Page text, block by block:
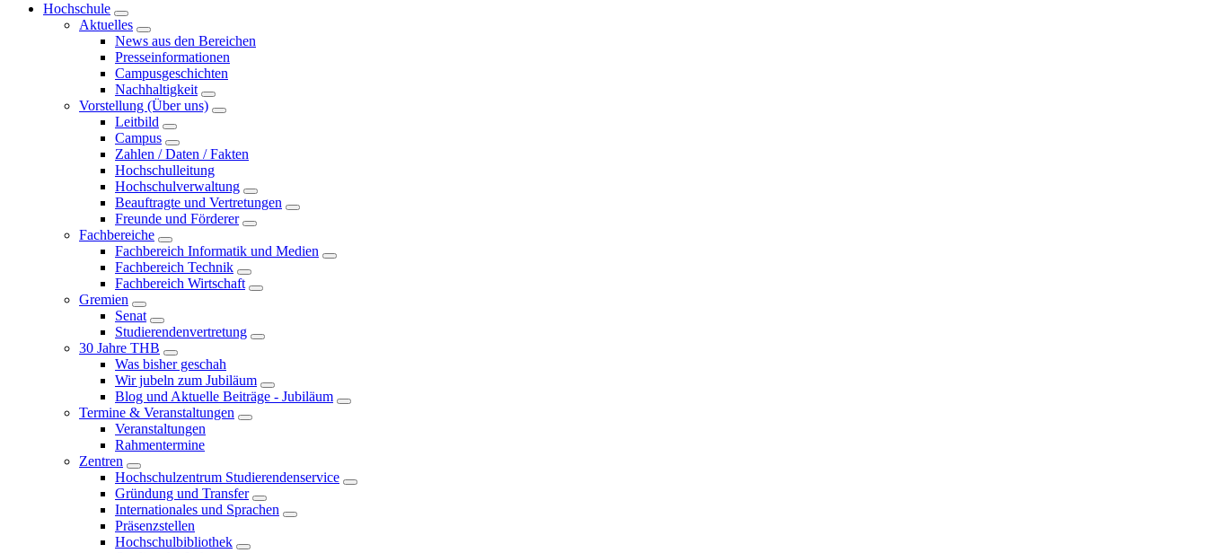
Hochschule
Aktuelles
News aus den Bereichen
Presseinformationen
Campusgeschichten
Nachhaltigkeit
Vorstellung (Über uns)
Leitbild
Campus
Zahlen / Daten / Fakten
Hochschulleitung
Hochschulverwaltung
Beauftragte und Vertretungen
Freunde und Förderer
Fachbereiche
Fachbereich Informatik und Medien
Fachbereich Technik
Fachbereich Wirtschaft
Gremien
Senat
Studierendenvertretung
30 Jahre THB
Was bisher geschah
Wir jubeln zum Jubiläum
Blog und Aktuelle Beiträge - Jubiläum
Termine & Veranstaltungen
Veranstaltungen
Rahmentermine
Zentren
Hochschulzentrum Studierendenservice
Gründung und Transfer
Internationales und Sprachen
Präsenzstellen
Hochschulbibliothek